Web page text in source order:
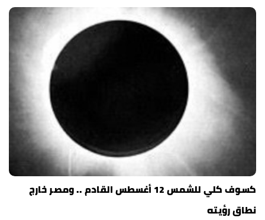
كسوف كلي للشمس 12 أغسطس القادم .. ومصر خارج
نطاق رؤيته